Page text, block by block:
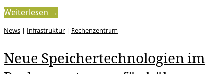
Weiterlesen →
News | Infrastruktur | Rechenzentrum
Neue Speichertechnologien im